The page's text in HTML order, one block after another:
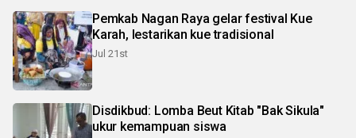
Pemkab Nagan Raya gelar festival Kue
Karah, lestarikan kue tradisional
Jul 21st
Disdikbud: Lomba Beut Kitab "Bak Sikula"
ukur kemampuan siswa